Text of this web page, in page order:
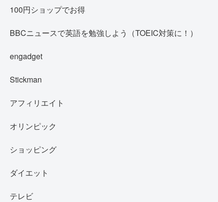
100円ショップでお得
BBCニュースで英語を勉強しよう（TOEIC対策に！）
engadget
Stickman
アフィリエイト
オリンピック
ショッピング
ダイエット
テレビ